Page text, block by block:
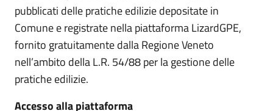
pubblicati delle pratiche edilizie depositate in
Comune e registrate nella piattaforma LizardGPE,
fornito gratuitamente dalla Regione Veneto
nell’ambito della L.R. 54/88 per la gestione delle
pratiche edilizie.
Accesso alla piattaforma